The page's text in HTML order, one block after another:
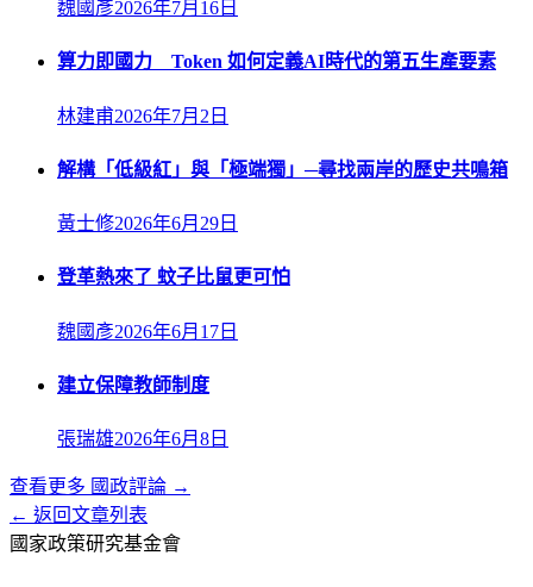
魏國彥2026年7月16日
算力即國力 Token 如何定義AI時代的第五生產要素
林建甫2026年7月2日
解構「低級紅」與「極端獨」─尋找兩岸的歷史共鳴箱
黃士修2026年6月29日
登革熱來了 蚊子比鼠更可怕
魏國彥2026年6月17日
建立保障教師制度
張瑞雄2026年6月8日
查看更多 國政評論 →
← 返回文章列表
國家政策研究基金會